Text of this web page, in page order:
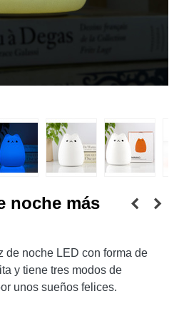
noche más
de noche LED con forma de
y tiene tres modos de
unos sueños felices.